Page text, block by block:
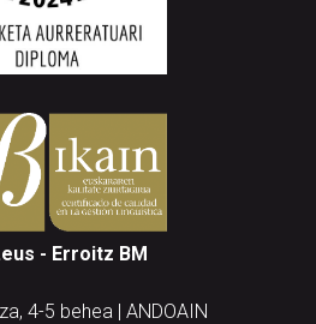
- Erroitz BM
4-5 behea | ANDOAIN